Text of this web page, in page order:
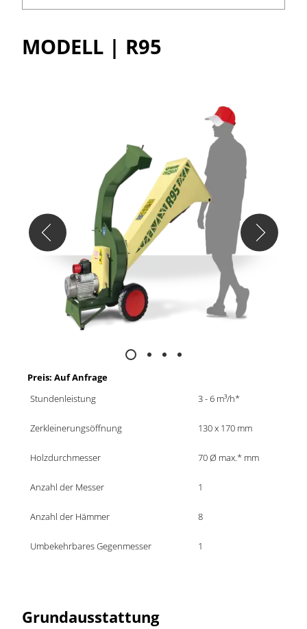
MODELL | R95
Preis: Auf Anfrage
Stundenleistung
3 - 6 m³/h*
Zerkleinerungsöffnung 130 x 170 mm
Holzdurchmesser 70 Ø max.* mm
Anzahl der Messer 1
Anzahl der Hämmer 8
Umbekehrbares Gegenmesser 1
Grundausstattung